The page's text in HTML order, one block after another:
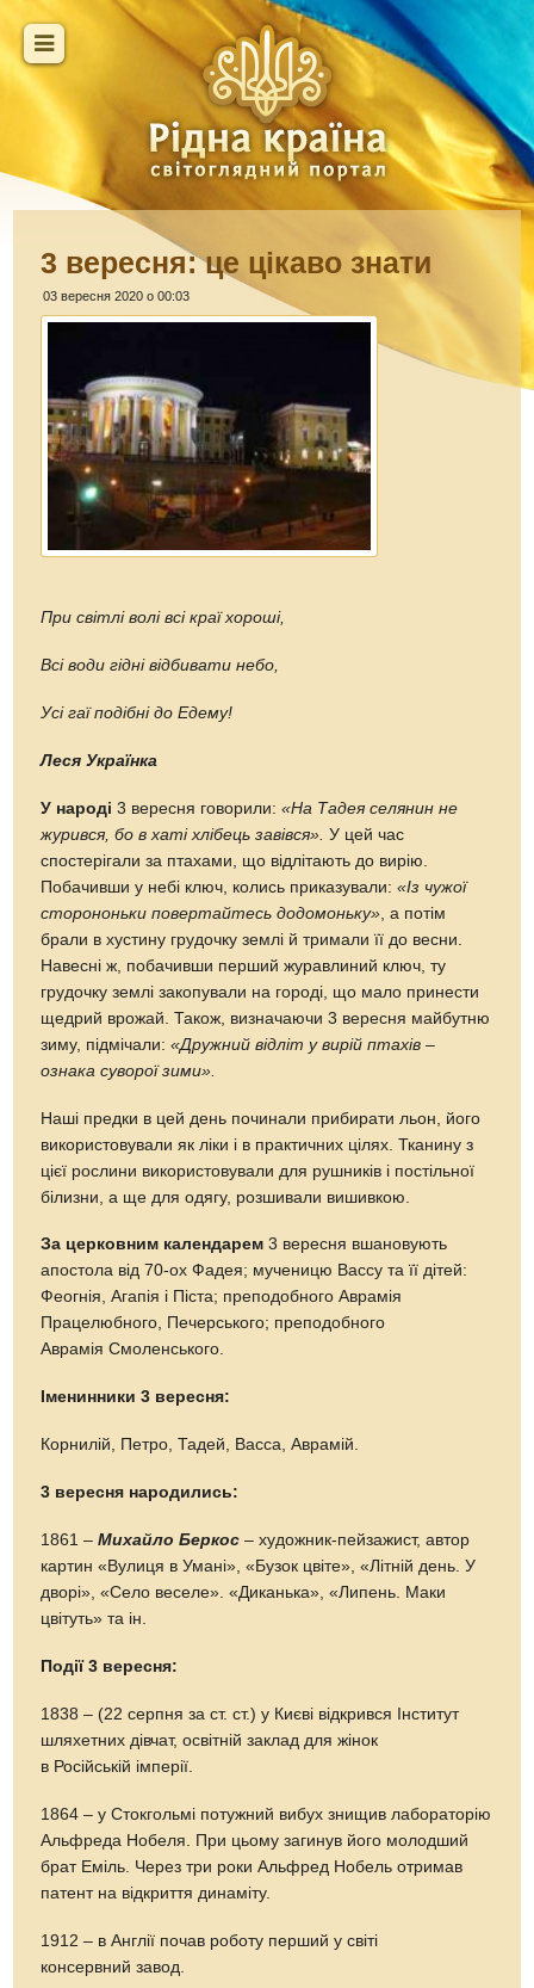
3 вересня: це цікаво знати
03 вересня 2020 о 00:03
При світлі волі всі краї хороші,
Всі води гідні відбивати небо,
Усі гаї подібні до Едему!
Леся Українка
У народі 3 вересня говорили:«На Тадея селянин не
журився, бо в хаті хлібець завівся». У цей час
спостерігали за птахами, що відлітають до вирію.
Побачивши у небі ключ, колись приказували:«Із чужої
сторононьки повертайтесь додомоньку» , а потім
брали в хустину грудочку землі й тримали її до весни.
Навесні ж, побачивши перший журавлиний ключ, ту
грудочку землі закопували на городі, що мало принести
щедрий врожай. Також, визначаючи 3 вересня майбутню
зиму, підмічали:«Дружний відліт у вирій птахів –
ознака суворої зими».
Наші предки в цей день починали прибирати льон, його
використовували як ліки і в практичних цілях. Тканину з
цієї рослини використовували для рушників і постільної
білизни, а ще для одягу, розшивали вишивкою.
За церковним календарем 3 вересня вшановують
апостола від 70-ох Фадея; мученицю Вассу та її дітей:
Феогнія, Агапія і Піста; преподобного Аврамія
Працелюбного, Печерського; преподобного
Аврамія Смоленського.
Іменинники 3 вересня:
Корнилій, Петро, Тадей, Васса, Аврамій.
3 вересня народились:
1861 –Михайло Беркос – художник-пейзажист, автор
картин «Вулиця в Умані», «Бузок цвіте», «Літній день. У
дворі», «Село веселе». «Диканька», «Липень. Маки
цвітуть» та ін.
Події 3 вересня:
1838 – (22 серпня за ст. ст.) у Києві відкрився Інститут
шляхетних дівчат, освітній заклад для жінок
в Російській імперії.
1864 – у Стокгольмі потужний вибух знищив лабораторію
Альфреда Нобеля. При цьому загинув його молодший
брат Еміль. Через три роки Альфред Нобель отримав
патент на відкриття динаміту.
1912 – в Англії почав роботу перший у світі
консервний завод.